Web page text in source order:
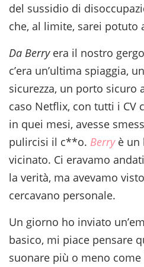
del sussidio di
che, al limite, sarei potuto
Da Berryera il nostro
c’era un’ultima spiaggia,
sicurezza, un porto sicuro
caso Netflix, con tutti i CV
in quei mesi, avesse
pulircisi il c**o. Berryè un
vicinato. Ci eravamo
la verità, ma avevamo
cercavano personale.
Un giorno ho inviato
basico, mi piace pensare
suonare più o meno come